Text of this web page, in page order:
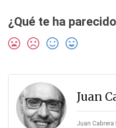
¿Qué te ha
Juan
Juan